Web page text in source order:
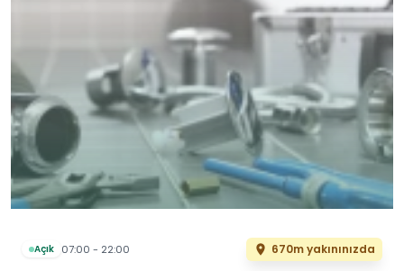
Açık 07:00 - 22:00 670m yakınınızda